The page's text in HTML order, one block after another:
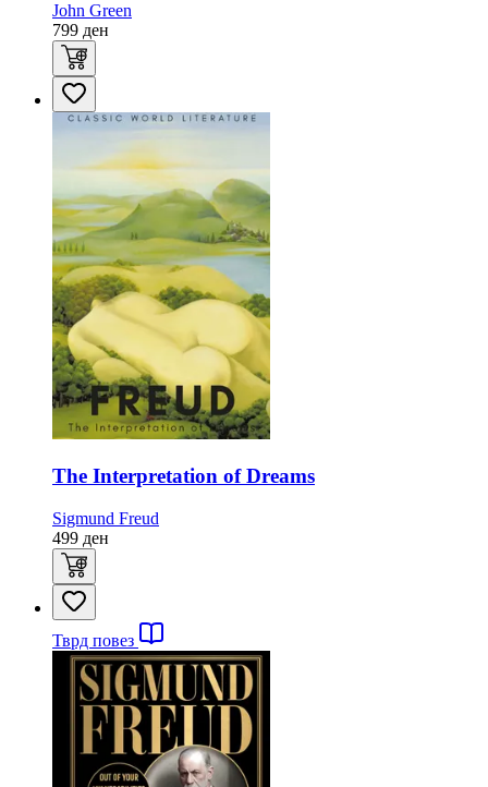
John Green
799 ден
The Interpretation of Dreams
Sigmund Freud
499 ден
Тврд повез